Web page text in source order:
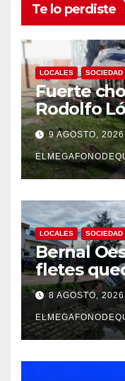
Te lo perdiste
LOCALES SOCIEDAD
Fuerte
Rodolfo
Canaria,
9 AGOSTO,
LOCALES SOCIEDAD
Bernal
fletes
al arroyo
8 AGOSTO,